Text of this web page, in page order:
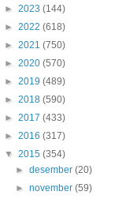
► 2023 (144)
► 2022 (618)
► 2021 (750)
► 2020 (570)
► 2019 (489)
► 2018 (590)
► 2017 (433)
► 2016 (317)
▼ 2015 (354)
►desember(20)
►november(59)